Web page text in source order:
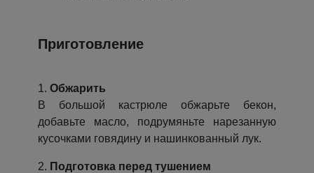
Приготовление
1. Обжарить
В большой кастрюле обжарьте бекон,
добавьте масло, подрумяньте нарезанную
кусочками говядину и нашинкованный лук.
2. Подготовка перед тушением